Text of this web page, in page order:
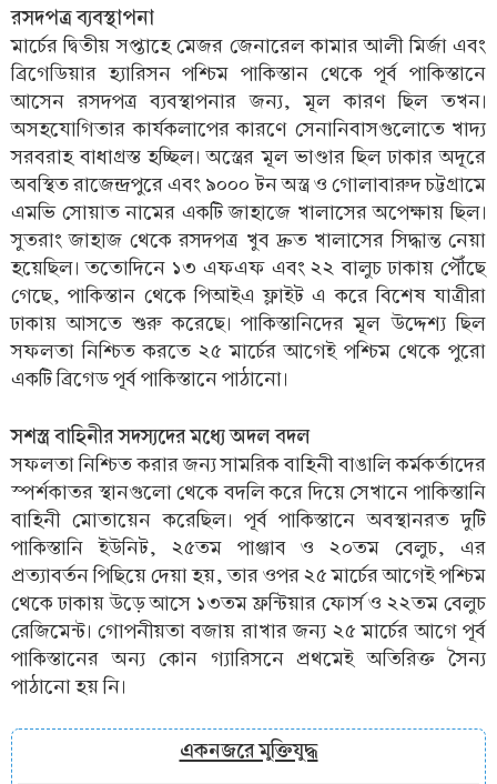
রসদপত্র ব্যবস্থাপনা
মার্চের দ্বিতীয় সপ্তাহে মেজর জেনারেল কামার আলী মির্জা এবং
ব্রিগেডিয়ার হ্যারিসন পশ্চিম পাকিস্তান থেকে পূর্ব পাকিস্তানে
আসেন রসদপত্র ব্যবস্থাপনার জন্য, মূল কারণ ছিল তখন।
অসহযোগিতার কার্যকলাপের কারণে সেনানিবাসগুলোতে খাদ্য
সরবরাহ বাধাগ্রস্ত হচ্ছিল। অস্ত্রের মূল ভাণ্ডার ছিল ঢাকার অদূরে
অবস্থিত রাজেন্দ্রপুরে এবং ৯০০০ টন অস্ত্র ও গোলাবারুদ চট্টগ্রামে
এমভি সোয়াত নামের একটি জাহাজে খালাসের অপেক্ষায় ছিল।
সুতরাং জাহাজ থেকে রসদপত্র খুব দ্রুত খালাসের সিদ্ধান্ত নেয়া
হয়েছিল। ততোদিনে ১৩ এফএফ এবং ২২ বালুচ ঢাকায় পৌঁছে
গেছে, পাকিস্তান থেকে পিআইএ ফ্লাইট এ করে বিশেষ যাত্রীরা
ঢাকায় আসতে শুরু করেছে। পাকিস্তানিদের মূল উদ্দেশ্য ছিল
সফলতা নিশ্চিত করতে ২৫ মার্চের আগেই পশ্চিম থেকে পুরো
একটি ব্রিগেড পূর্ব পাকিস্তানে পাঠানো।
সশস্ত্র বাহিনীর সদস্যদের মধ্যে অদল বদল
সফলতা নিশ্চিত করার জন্য সামরিক বাহিনী বাঙালি কর্মকর্তাদের
স্পর্শকাতর স্থানগুলো থেকে বদলি করে দিয়ে সেখানে পাকিস্তানি
বাহিনী মোতায়েন করেছিল। পূর্ব পাকিস্তানে অবস্থানরত দুটি
পাকিস্তানি ইউনিট, ২৫তম পাঞ্জাব ও ২০তম বেলুচ, এর
প্রত্যাবর্তন পিছিয়ে দেয়া হয়, তার ওপর ২৫ মার্চের আগেই পশ্চিম
থেকে ঢাকায় উড়ে আসে ১৩তম ফ্রন্টিয়ার ফোর্স ও ২২তম বেলুচ
রেজিমেন্ট। গোপনীয়তা বজায় রাখার জন্য ২৫ মার্চের আগে পূর্ব
পাকিস্তানের অন্য কোন গ্যারিসনে প্রথমেই অতিরিক্ত সৈন্য
পাঠানো হয় নি।
একনজরে মুক্তিযুদ্ধ